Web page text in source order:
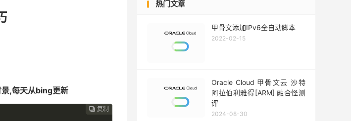
,每天从bing更新
 复制
 复制
 复制
 复制
 复制
 复制
 复制
热门文章
甲骨文添加IPv6全自动脚本
2022-02-15
Oracle Cloud 甲骨文云 沙特
阿拉伯利雅得[ARM] 融合怪测
评
2024-08-30